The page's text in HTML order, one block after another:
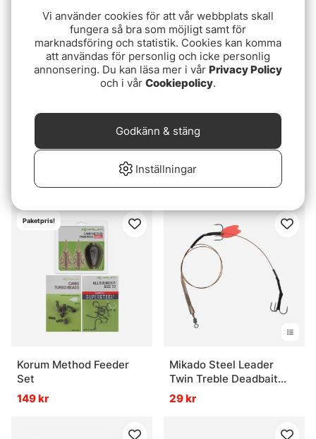
79 kr
Mikado Boom Ronnie Rig
89 kr
Paketpris!
Korum Method Feeder
Set
149 kr
Mikado Steel Leader
Twin Treble Deadbait
Trace
29 kr
Vi använder cookies för att vår webbplats skall
fungera så bra som möjligt samt för
marknadsföring och statistik. Cookies kan komma
att användas för personlig och icke personlig
annonsering. Du kan läsa mer i vår Privacy Policy
och i vår Cookiepolicy.
Inställningar
Godkänn & stäng